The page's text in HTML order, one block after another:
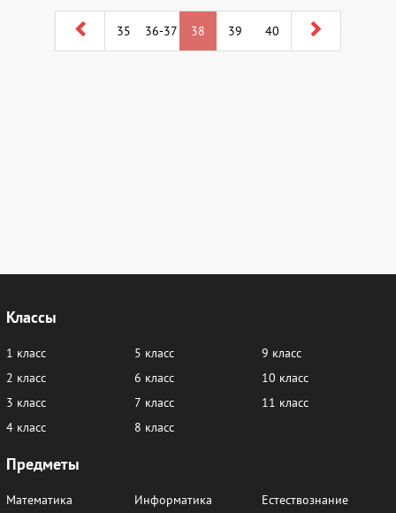
35 36-37 38 39 40
Классы
1 класс
2 класс
3 класс
4 класс
5 класс
6 класс
7 класс
8 класс
9 класс
10 класс
11 класс
Предметы
Математика
Информатика
Естествознание